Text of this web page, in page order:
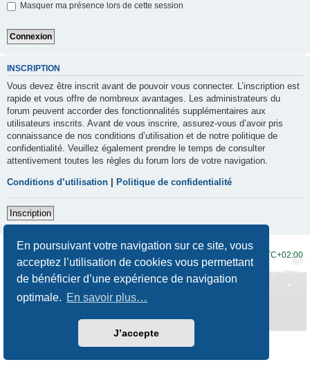
En poursuivant votre navigation sur ce site, vous
acceptez l’utilisation de cookies vous permettant
de bénéficier d’une expérience de navigation
optimale. En savoir plus…
J’accepte
Masquer ma présence lors de cette session
INSCRIPTION
Vous devez être inscrit avant de pouvoir vous connecter. L’inscription est
rapide et vous offre de nombreux avantages. Les administrateurs du
forum peuvent accorder des fonctionnalités supplémentaires aux
utilisateurs inscrits. Avant de vous inscrire, assurez-vous d’avoir pris
connaissance de nos conditions d’utilisation et de notre politique de
confidentialité. Veuillez également prendre le temps de consulter
attentivement toutes les règles du forum lors de votre navigation.
Conditions d’utilisation Politique de confidentialité
Inscription
UTC+02:00
Développé par phpBB® Forum Software © phpBB Limited
Traduction française officielle
Prosilver New Edition
Confidentialité|Conditions